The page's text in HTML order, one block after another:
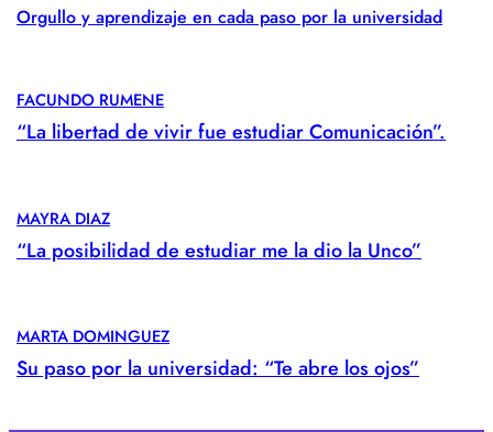
Orgullo y aprendizaje en cada paso por la universidad
FACUNDO RUMENE
“La libertad de vivir fue estudiar Comunicación”.
MAYRA DIAZ
“La posibilidad de estudiar me la dio la Unco”
MARTA DOMINGUEZ
Su paso por la universidad: “Te abre los ojos”